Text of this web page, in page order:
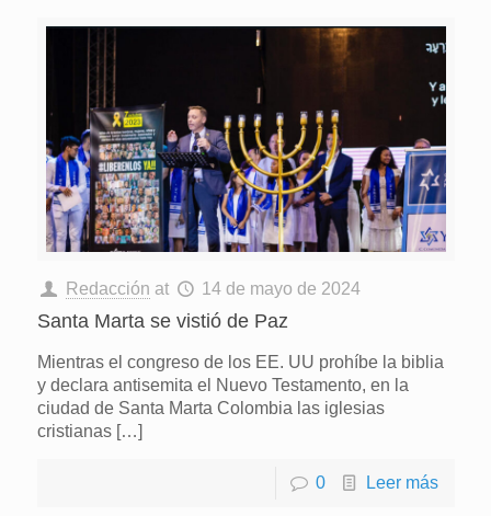
Redacción at 14 de mayo de 2024
Santa Marta se vistió de Paz
Mientras el congreso de los EE. UU prohíbe la biblia
y declara antisemita el Nuevo Testamento, en la
ciudad de Santa Marta Colombia las iglesias
cristianas[…]
0 Leer más